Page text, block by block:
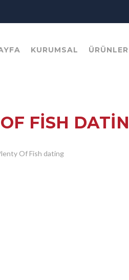
KURUMSAL ÜRÜNLER
FISH
Of Fish dating